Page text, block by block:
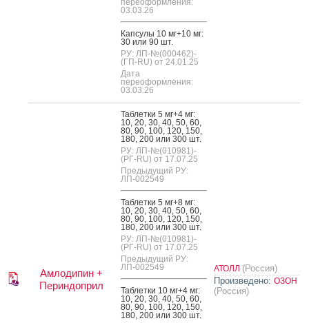
переоформления:
03.03.26
Кап­су­лы 10 мг+10 мг:
30 или 90 шт.
РУ: ЛП-№(000462)-
(ГП-RU) от 24.01.25
Дата
переоформления:
03.03.26
Амлодипин +
Периндоприл
Таб­летки 5 мг+4 мг:
10, 20, 30, 40, 50, 60,
80, 90, 100, 120, 150,
180, 200 или 300 шт.
РУ: ЛП-№(010981)-
(РГ-RU) от 17.07.25
Предыдущий РУ:
ЛП-002549
Таб­летки 5 мг+8 мг:
10, 20, 30, 40, 50, 60,
80, 90, 100, 120, 150,
180, 200 или 300 шт.
РУ: ЛП-№(010981)-
(РГ-RU) от 17.07.25
Предыдущий РУ:
ЛП-002549
Таб­летки 10 мг+4 мг:
10, 20, 30, 40, 50, 60,
80, 90, 100, 120, 150,
180, 200 или 300 шт.
АТОЛЛ (Россия)
Произведено: ОЗОН
(Россия)